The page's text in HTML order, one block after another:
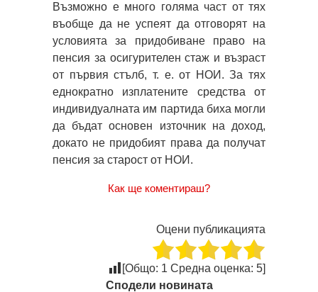
Възможно е много голяма част от тях
въобще да не успеят да отговорят на
условията за придобиване право на
пенсия за осигурителен стаж и възраст
от първия стълб, т. е. от НОИ. За тях
еднократно изплатените средства от
индивидуалната им партида биха могли
да бъдат основен източник на доход,
докато не придобият права да получат
пенсия за старост от НОИ.
Как ще коментираш?
Оцени публикацията
[Общо: 1 Средна оценка: 5]
Сподели новината